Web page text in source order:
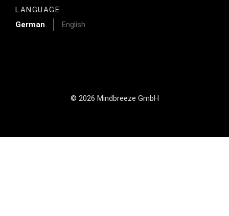
LANGUAGE
German
English
© 2026 Mindbreeze GmbH